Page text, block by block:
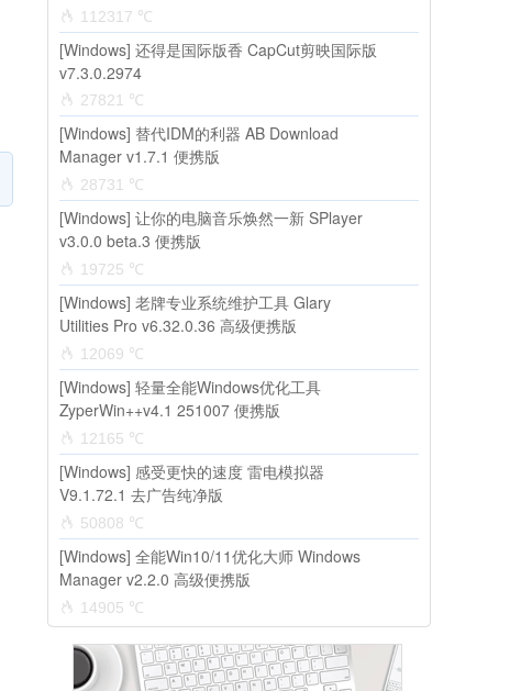
112317 ℃
[Windows] 还得是国际版香 CapCut剪映国际版
v7.3.0.2974
27821 ℃
[Windows] 替代IDM的利器 AB Download
Manager v1.7.1 便携版
28731 ℃
[Windows] 让你的电脑音乐焕然一新 SPlayer
v3.0.0 beta.3 便携版
19725 ℃
[Windows] 老牌专业系统维护工具 Glary
Utilities Pro v6.32.0.36 高级便携版
12069 ℃
[Windows] 轻量全能Windows优化工具
ZyperWin++v4.1 251007 便携版
12165 ℃
[Windows] 感受更快的速度 雷电模拟器
V9.1.72.1 去广告纯净版
50808 ℃
[Windows] 全能Win10/11优化大师 Windows
Manager v2.2.0 高级便携版
14905 ℃